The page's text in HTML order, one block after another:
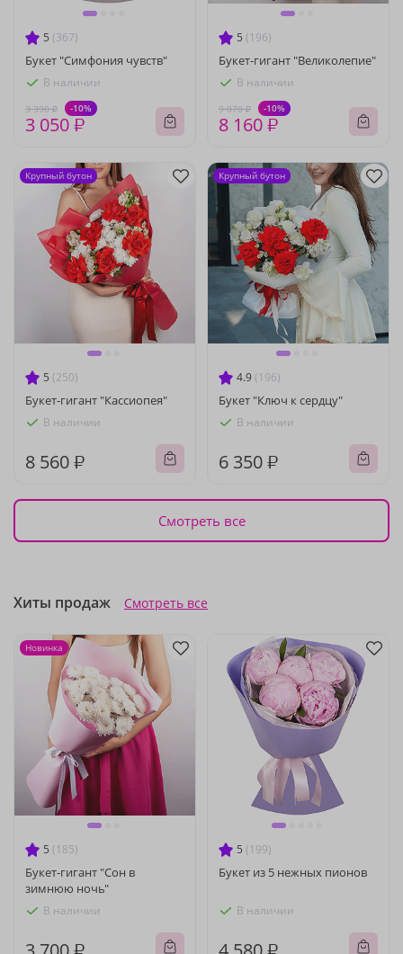
5 (367)
Букет "Симфония чувств"
В наличии
3 390 ₽ -10%
3 050 ₽
5 (196)
Букет-гигант "Великолепие"
В наличии
9 070 ₽ -10%
8 160 ₽
5 (250)
Букет-гигант "Кассиопея"
В наличии
8 560 ₽
Крупный бутон
4.9 (196)
Букет "Ключ к сердцу"
В наличии
6 350 ₽
Крупный бутон
Смотреть все
Хиты продаж Смотреть все
5 (185)
Букет-гигант "Сон в
зимнюю ночь"
В наличии
Новинка
5 (199)
Букет из 5 нежных пионов
В наличии